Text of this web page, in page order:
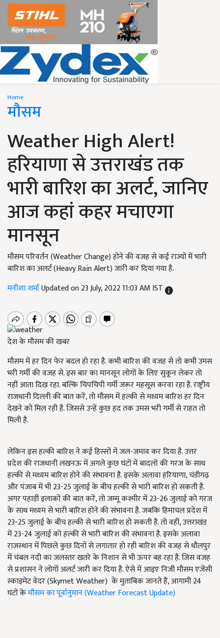
Home
मौसम
Weather High Alert!
हरियाणा से उत्तराखंड तक
भारी बारिश का अलर्ट, जानिए
आज कहां कहर मचाएगा
मानसून
मौसम परिवर्तन (Weather Change) होने की वजह से कई राज्यों में भारी
बारिश का अलर्ट (Heavy Rain Alert) जारी कर दिया गया है.
मनीशा शर्माUpdated on 23 July, 2022 11:03 AM IST
देश के मौसम की खबर
मौसम में हर दिन फेर बदल हो रहा है. कभी बारिश की वजह से तो कभी उमस
भरी गर्मी की वजह से. इस बार का मानसून लोगों के लिए सुकून लेकर तो
नहीं आता दिख रहा. बल्कि चिपचिपी गर्मी जरूर महसूस करवा रहा है. राष्ट्रीय
राजधानी दिल्ली की बात करें, तो मौसम में हल्की से मध्यम बारिश हर दिन
देखने को मिल रही है. जिससे उन्हें कुछ हद तक उमस भरी गर्मी से राहत तो
मिली है.
लेकिन इस हल्की बारिश ने कई हिस्सों में जल-जमाव कर दिया है. उत्तर
प्रदेश की राजधानी लखनऊ में अगले कुछ घंटों में बादलों की गरज के साथ
हल्की से मध्यम बारिश होने की संभावना है. इसके अलावा हरियाणा,चंडीगढ़
और पंजाब में भी 23-25 जुलाई के बीच हल्की से भारी बारिश हो सकती है.
अगर पहाड़ी इलाकों की बात करें,तो जम्मू कश्मीर में 23-26 जुलाई को गरज
के साथ मध्यम से भारी बारिश होने की संभावना है. जबकि हिमाचल प्रदेश में
23-25 जुलाई के बीच हल्की से भारी बारिश हो सकती है. तो वहीं,उत्तराखंड
में 23-24 जुलाई को हल्की से भारी बारिश की संभावना है. इसके अलावा
राजस्थान में पिछले कुछ दिनों से लगातार हो रही बारिश की वजह से धौलपुर
में चंबल नदी का जलस्तर खतरे के निशान से भी ऊपर बह रहा है. जिस वजह
से प्रशासन ने लोगों अलर्ट जारी कर दिया है. ऐसे में आइए निजी मौसम एजेंसी
स्काइमेट वेदर (Skymet Weather) के मुताबिक जानते हैं,आगामी 24
घंटों केमौसम का पूर्वानुमान (Weather Forecast Update)